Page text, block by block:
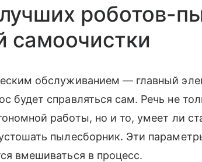
роботов-
самоочистки
обслуживанием — главный
будет справляться сам. Речь не
работы, но и то, умеет ли
пылесборник. Эти
вмешиваться в процесс.